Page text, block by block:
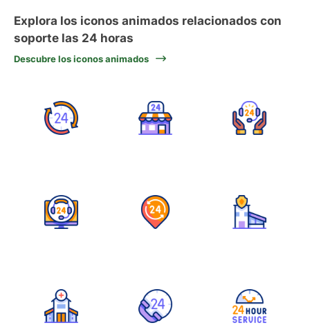
Explora los iconos animados relacionados con
soporte las 24 horas
Descubre los iconos animados